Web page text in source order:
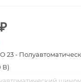
₽
23 -
В)